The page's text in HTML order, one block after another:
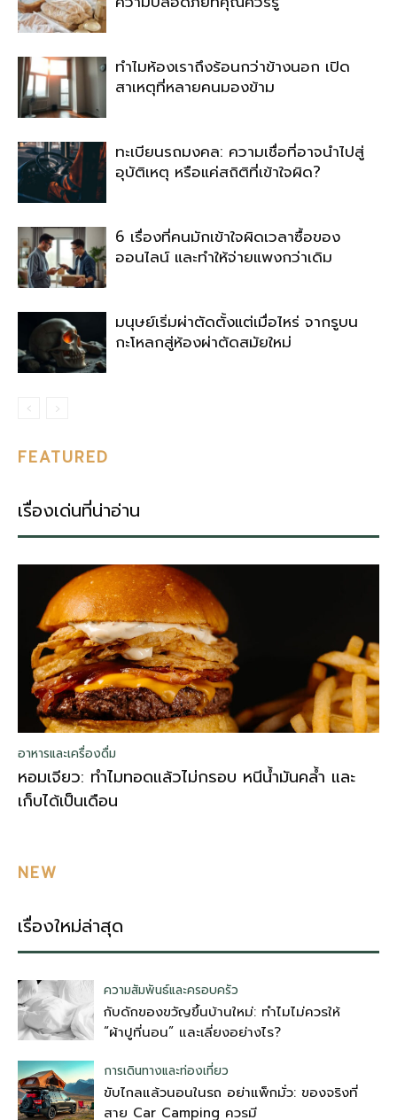
ทำไมห้องเราถึงร้อนกว่าข้างนอก เปิด
สาเหตุที่หลายคนมองข้าม
ทะเบียนรถมงคล: ความเชื่อที่อาจนำไปสู่
อุบัติเหตุ หรือแค่สถิติที่เข้าใจผิด?
6 เรื่องที่คนมักเข้าใจผิดเวลาซื้อของ
ออนไลน์ และทำให้จ่ายแพงกว่าเดิม
มนุษย์เริ่มผ่าตัดตั้งแต่เมื่อไหร่ จากรูบน
กะโหลกสู่ห้องผ่าตัดสมัยใหม่
FEATURED
เรื่องเด่นที่น่าอ่าน
อาหารและเครื่องดื่ม
หอมเจียว: ทำไมทอดแล้วไม่กรอบ หนีน้ำมันคล้ำ และ
เก็บได้เป็นเดือน
NEW
เรื่องใหม่ล่าสุด
ความสัมพันธ์และครอบครัว
กับดักของขวัญขึ้นบ้านใหม่: ทำไมไม่ควรให้
“ผ้าปูที่นอน” และเลี่ยงอย่างไร?
การเดินทางและท่องเที่ยว
ขับไกลแล้วนอนในรถ อย่าแพ็กมั่ว: ของจริงที่
สาย Car Camping ควรมี